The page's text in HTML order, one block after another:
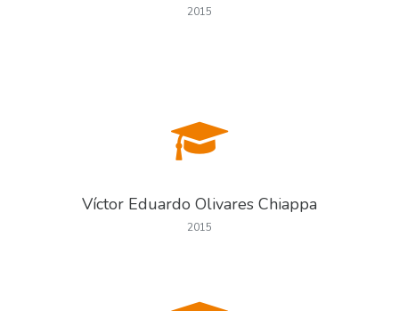
2015
Víctor Eduardo Olivares Chiappa
2015